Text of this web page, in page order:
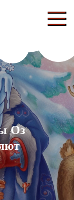
Оз